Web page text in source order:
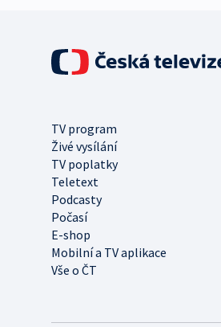
TV program
Živé vysílání
TV poplatky
Teletext
Podcasty
Počasí
E-shop
Mobilní a TV aplikace
Vše o ČT